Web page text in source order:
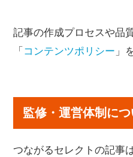
記事の作成プロセスや品
「 コンテンツポリシー 」
監修・運営体制につ
つながるセレクトの記事